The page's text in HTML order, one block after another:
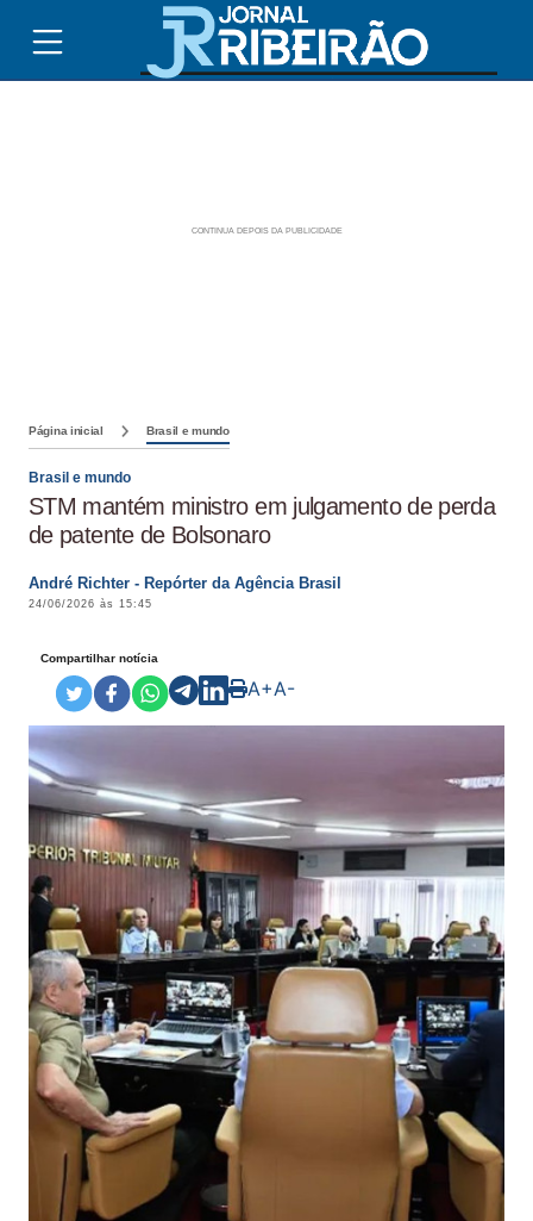
Página inicial Brasil e mundo
Brasil e mundo
STM mantém ministro em julgamento de perda
de patente de Bolsonaro
André Richter - Repórter da Agência Brasil
24/06/2026 às 15:45
Compartilhar notícia
A+A-